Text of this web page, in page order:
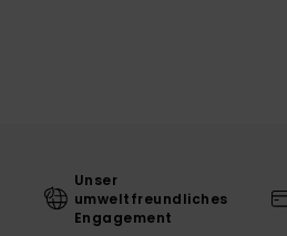
Unser
umweltfreundliches
Engagement